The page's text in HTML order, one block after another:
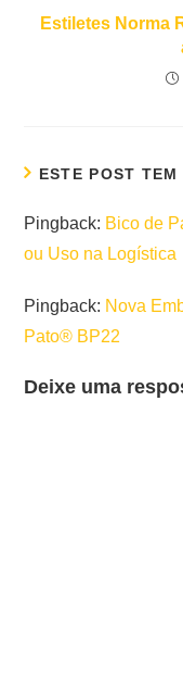
Estiletes Norma
ESTE POST
Pingback: Bico de
ou Uso na Logística
Pingback: Nova
Pato® BP22
Deixe uma